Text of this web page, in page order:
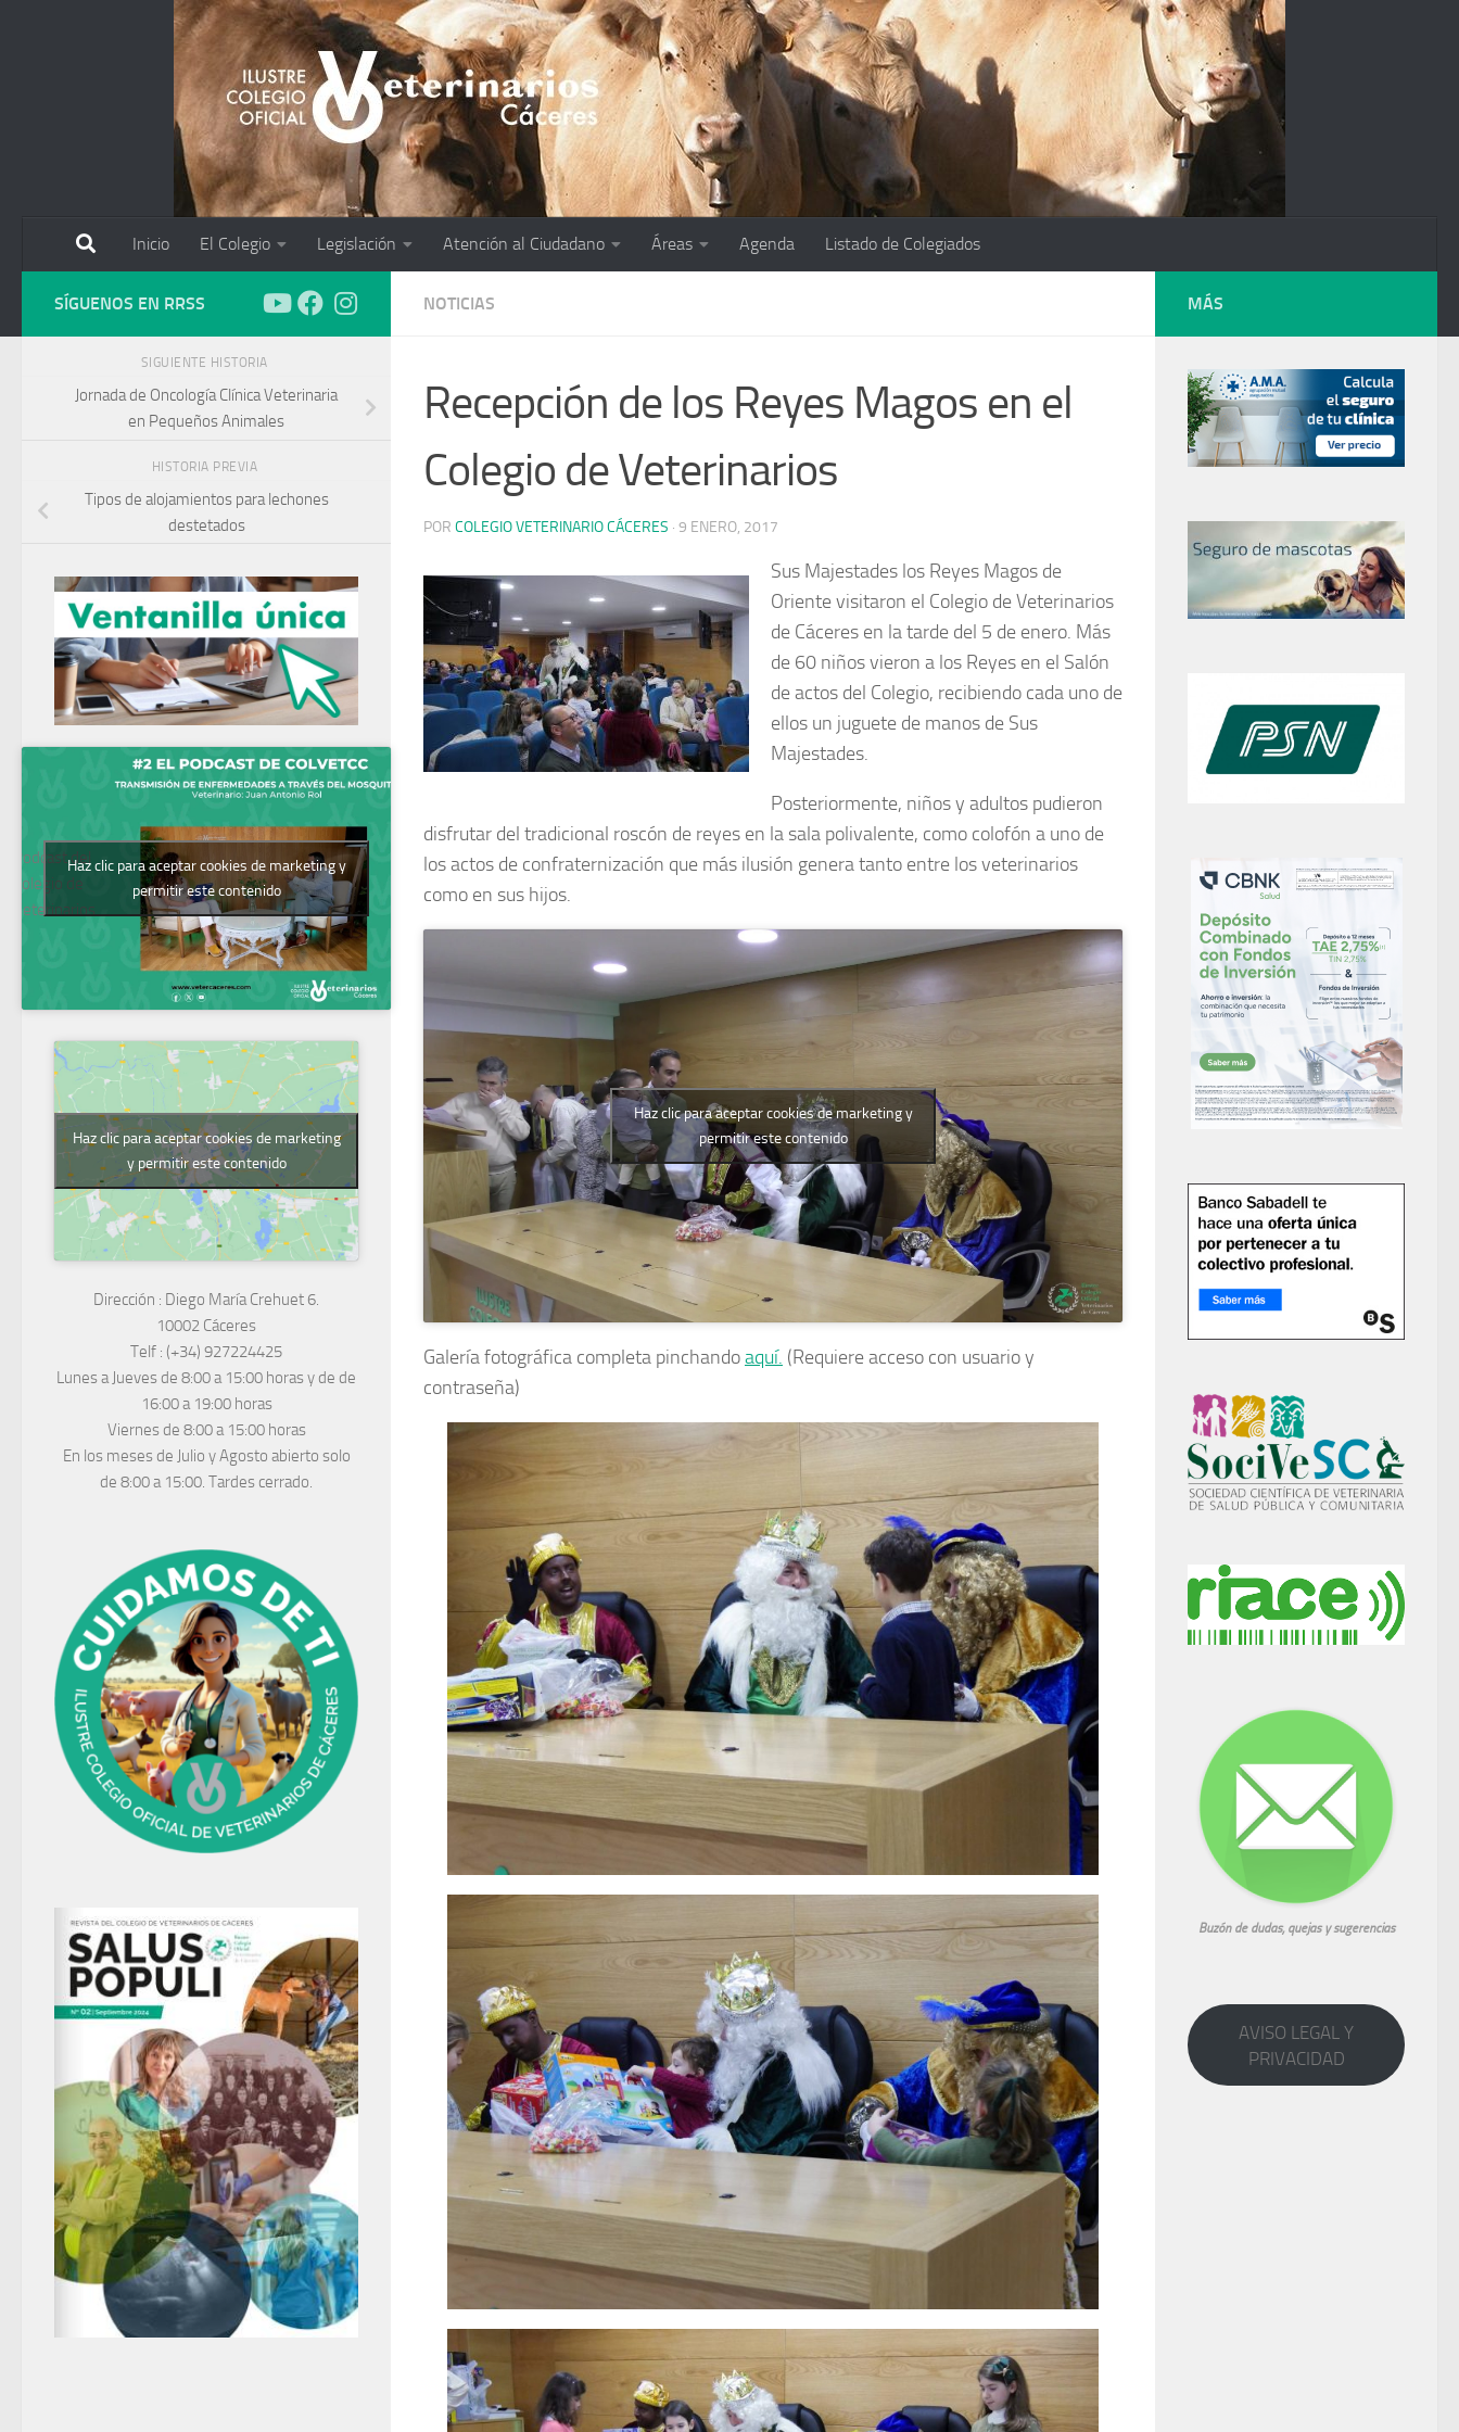
Inicio El Colegio Legislación Atención al Ciudadano Áreas Agenda Listado de Colegiados
NOTICIAS
Recepción de los Reyes Magos en el
Colegio de Veterinarios
POR COLEGIO VETERINARIO CÁCERES · 9 ENERO, 2017
Sus Majestades los Reyes Magos de
Oriente visitaron el Colegio de Veterinarios
de Cáceres en la tarde del 5 de enero. Más
de 60 niños vieron a los Reyes en el Salón
de actos del Colegio, recibiendo cada uno de
ellos un juguete de manos de Sus
Majestades.
Posteriormente, niños y adultos pudieron
disfrutar del tradicional roscón de reyes en la sala polivalente, como colofón a uno de
los actos de confraternización que más ilusión genera tanto entre los veterinarios
como en sus hijos.
Haz clic para aceptar cookies de marketing y
permitir este contenido
Galería fotográfica completa pinchandoaquí. (Requiere acceso con usuario y
contraseña)
SÍGUENOS EN RRSS
SIGUIENTE HISTORIA
Jornada de Oncología Clínica Veterinaria
en Pequeños Animales
HISTORIA PREVIA
Tipos de alojamientos para lechones
destetados
Podcast del
Colegio de
Veterinarios
Haz clic para aceptar cookies de marketing y
permitir este contenido
Haz clic para aceptar cookies de marketing
y permitir este contenido
Dirección : Diego María Crehuet 6.
10002 Cáceres
Telf : (+34) 927224425
Lunes a Jueves de 8:00 a 15:00 horas y de de
16:00 a 19:00 horas
Viernes de 8:00 a 15:00 horas
En los meses de Julio y Agosto abierto solo
de 8:00 a 15:00. Tardes cerrado.
MÁS
Buzón de dudas, quejas y sugerencias
AVISO LEGAL Y
PRIVACIDAD